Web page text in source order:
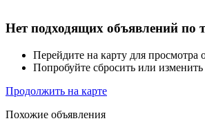
Нет подходящих объявлений по
Перейдите на карту для просмотра
Попробуйте сбросить или
Продолжить на карте
Похожие объявления